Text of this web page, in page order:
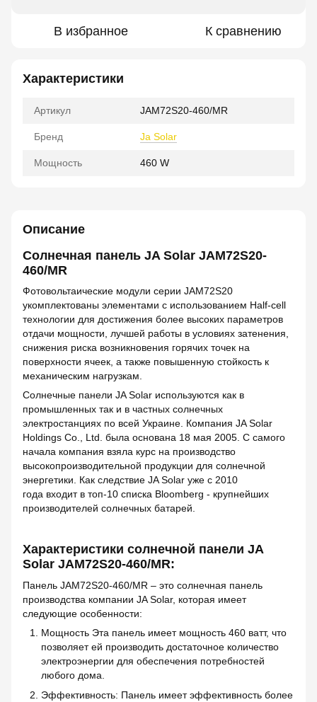
В избранное К сравнению
Характеристики
Артикул JAM72S20-460/MR
Бренд Ja Solar
Мощность 460 W
Описание
Солнечная панель JA Solar JAM72S20-
460/MR
Фотовольтаические модули серии JAM72S20
укомплектованы элементами с использованием Half-cell
технологии для достижения более высоких параметров
отдачи мощности, лучшей работы в условиях затенения,
снижения риска возникновения горячих точек на
поверхности ячеек, а также повышенную стойкость к
механическим нагрузкам.
Солнечные панели JA Solar используются как в
промышленных так и в частных солнечных
электростанциях по всей Украине. Компания JA Solar
Holdings Co., Ltd. была основана 18 мая 2005. С самого
начала компания взяла курс на производство
высокопроизводительной продукции для солнечной
энергетики. Как следствие JA Solar уже с 2010
года входит в топ-10 списка Bloomberg - крупнейших
производителей солнечных батарей.
Характеристики солнечной панели JA
Solar JAM72S20-460/MR:
Панель JAM72S20-460/MR – это солнечная панель
производства компании JA Solar, которая имеет
следующие особенности:
Мощность Эта панель имеет мощность 460 ватт, что
позволяет ей производить достаточное количество
электроэнергии для обеспечения потребностей
любого дома.
Эффективность: Панель имеет эффективность более